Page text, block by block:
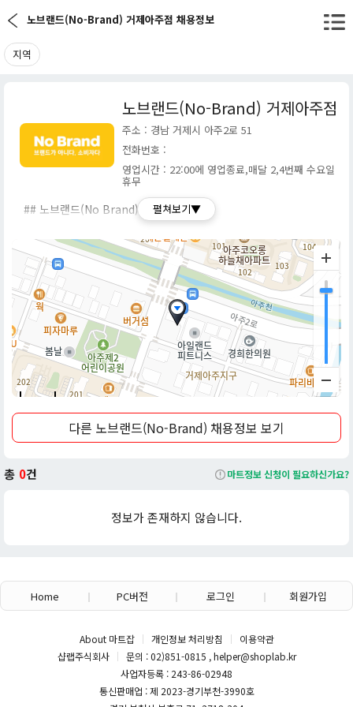
노브랜드(No-Brand) 거제아주점 채용정보
지역
노브랜드(No-Brand) 거제아주점
주소 : 경남 거제시 아주2로 51
전화번호 :
영업시간 : 22:00에 영업종료,매달 2,4번째 수요일
휴무
## 노브랜드(No Brand) 기업 소개
노브랜드(No Brand)는 이마트(E-Mart)를 운영하는 신세계 그룹
이 2015년에 선보인 자체 브랜드(PB, Private Brand)입니다. '브
랜드가 아니다. 소비자다.'라는 슬로건 아래 불필요한 포장 디자인,
마케팅 비용, 유통 마진 등을 최소화하여 '최적의 품질에 가장 합리
적인 가격'을 제시하는 것을 목표로 합니다.
초기에는 이마트 내에서 판매되는 PB 상품군으로 시작했으나, 폭
발적인 인기에 힘입어 2016년부터는 독립적인 오프라인 매장인
'노브랜드 전문점(노브랜드 마트)'을 오픈하며 별도의 유통 채널로
확장했습니다. 이 전문점은 대형마트보다 작은 규모의 SSM(Super
Supermarket) 형태로 운영되며, 주로 가공식품, 냉동식품, 생활
용품, 소형 가전 등 일상생활에 필요한 필수품 위주로 구성되어 있
다. 특히 '노브랜드 버거(No Brand Burger)'와 같은 외식 프랜차
현재 노브랜드 사업 부문은 이마트의 자회사인 (주)이마트 에브리
데이와 함께 신세계 그룹의 핵심 소매 유통 부문으로 자리매김하고
색하고 있습니다. 노브랜드는 고물가 시대에 합리적인 소비를 추구
하는 소비자들에게 최적의 대안을 제공하는 브랜드로 평가받고 있
*본 내용은 마트잡 AI를 활용해 작성되었습니다.*
펼쳐보기▼
다른 노브랜드(No-Brand) 채용정보 보기
총 0건 마트정보 신청이 필요하신가요?
정보가 존재하지 않습니다.
Home PC버전 로그인 회원가입
About 마트잡 개인정보 처리방침
이용약관
샵랩주식회사
문의 : 02)851-0815 , helper@shoplab.kr
사업자등록 : 243-86-02948
통신판매업 : 제 2023-경기부천-3990호